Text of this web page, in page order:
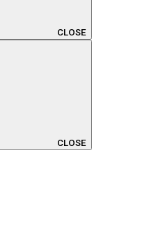
CLOSE
CLOSE